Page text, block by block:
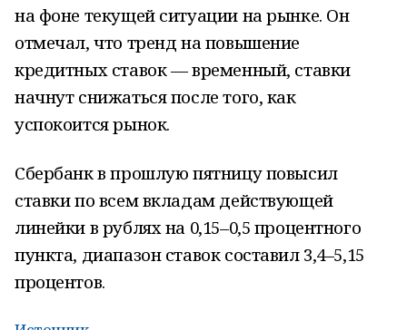
на фоне текущей ситуации на рынке. Он
отмечал, что тренд на повышение
кредитных ставок — временный, ставки
начнут снижаться после того, как
успокоится рынок.
Сбербанк в прошлую пятницу повысил
ставки по всем вкладам действующей
линейки в рублях на 0,15–0,5 процентного
пункта, диапазон ставок составил 3,4–5,15
процентов.